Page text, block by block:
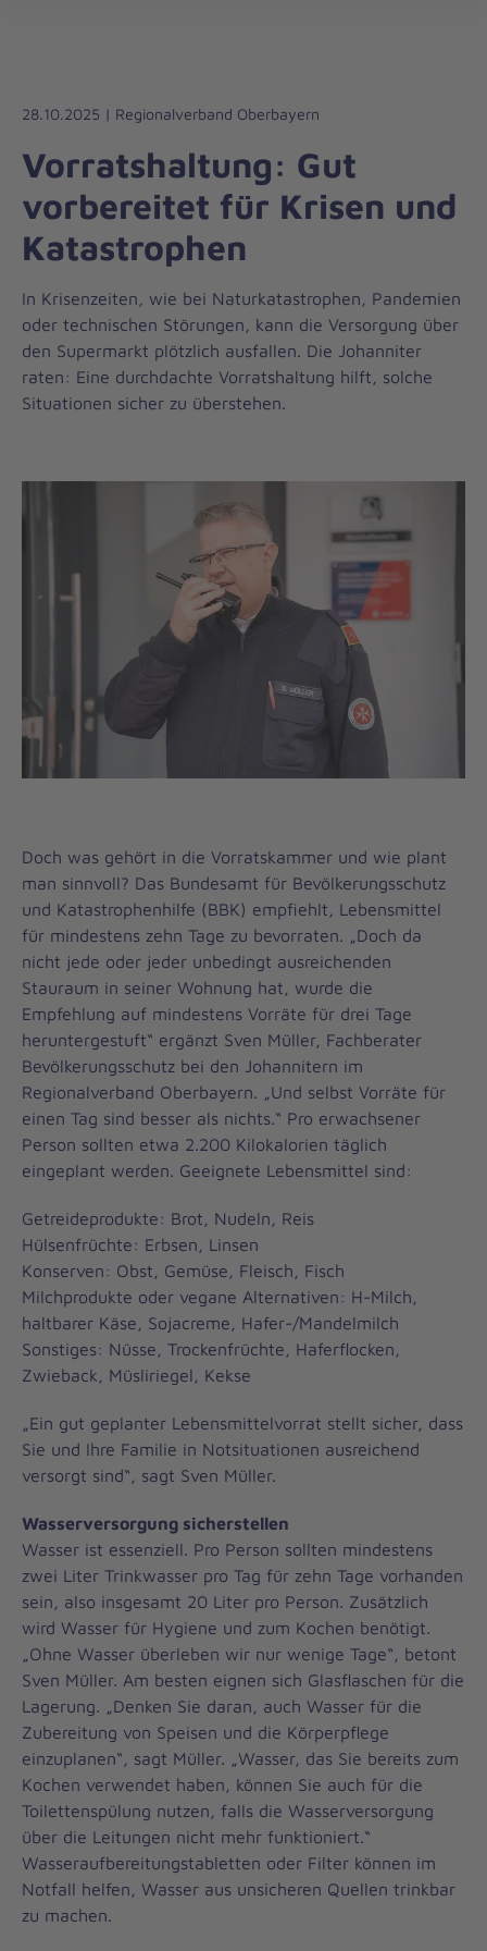
Liebe
Leben
28.10.2025 | Regionalverband Oberbayern
Vorratshaltung: Gut
vorbereitet für Krisen und
Katastrophen
In Krisenzeiten, wie bei Naturkatastrophen, Pandemien
oder technischen Störungen, kann die Versorgung über
den Supermarkt plötzlich ausfallen. Die Johanniter
raten: Eine durchdachte Vorratshaltung hilft, solche
Situationen sicher zu überstehen.
Doch was gehört in die Vorratskammer und wie plant
man sinnvoll? Das Bundesamt für Bevölkerungsschutz
und Katastrophenhilfe (BBK) empfiehlt, Lebensmittel
für mindestens zehn Tage zu bevorraten. „Doch da
nicht jede oder jeder unbedingt ausreichenden
Stauraum in seiner Wohnung hat, wurde die
Empfehlung auf mindestens Vorräte für drei Tage
heruntergestuft“ ergänzt Sven Müller, Fachberater
Bevölkerungsschutz bei den Johannitern im
Regionalverband Oberbayern. „Und selbst Vorräte für
einen Tag sind besser als nichts.“ Pro erwachsener
Person sollten etwa 2.200 Kilokalorien täglich
eingeplant werden. Geeignete Lebensmittel sind:
Getreideprodukte: Brot, Nudeln, Reis
Hülsenfrüchte: Erbsen, Linsen
Konserven: Obst, Gemüse, Fleisch, Fisch
Milchprodukte oder vegane Alternativen: H-Milch,
haltbarer Käse, Sojacreme, Hafer-/Mandelmilch
Sonstiges: Nüsse, Trockenfrüchte, Haferflocken,
Zwieback, Müsliriegel, Kekse
„Ein gut geplanter Lebensmittelvorrat stellt sicher, dass
Sie und Ihre Familie in Notsituationen ausreichend
versorgt sind“, sagt Sven Müller.
Wasserversorgung sicherstellen
Wasser ist essenziell. Pro Person sollten mindestens
zwei Liter Trinkwasser pro Tag für zehn Tage vorhanden
sein, also insgesamt 20 Liter pro Person. Zusätzlich
wird Wasser für Hygiene und zum Kochen benötigt.
„Ohne Wasser überleben wir nur wenige Tage“, betont
Sven Müller. Am besten eignen sich Glasflaschen für die
Lagerung. „Denken Sie daran, auch Wasser für die
Zubereitung von Speisen und die Körperpflege
einzuplanen“, sagt Müller. „Wasser, das Sie bereits zum
Kochen verwendet haben, können Sie auch für die
Toilettenspülung nutzen, falls die Wasserversorgung
über die Leitungen nicht mehr funktioniert.“
Wasseraufbereitungstabletten oder Filter können im
Notfall helfen, Wasser aus unsicheren Quellen trinkbar
zu machen.